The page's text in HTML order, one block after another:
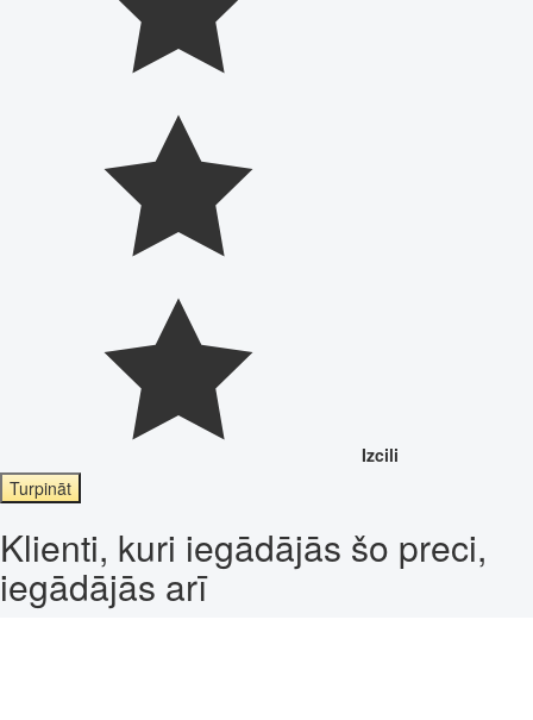
Izcili
Turpināt
Klienti, kuri iegādājās šo preci,
iegādājās arī